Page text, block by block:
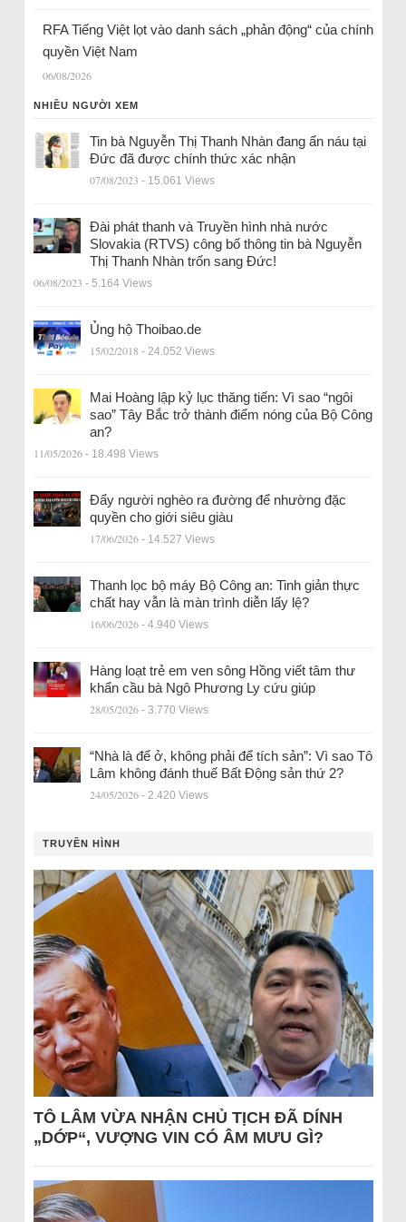
RFA Tiếng Việt lọt vào danh sách „phản động“ của chính
quyền Việt Nam
06/08/2026
NHIỀU NGƯỜI XEM
Tin bà Nguyễn Thị Thanh Nhàn đang ẩn náu tại
Đức đã được chính thức xác nhận
07/08/2023 - 15.061 Views
Đài phát thanh và Truyền hình nhà nước
Slovakia (RTVS) công bố thông tin bà Nguyễn
Thị Thanh Nhàn trốn sang Đức!
06/08/2023 - 5.164 Views
Ủng hộ Thoibao.de
15/02/2018 - 24.052 Views
Mai Hoàng lập kỷ lục thăng tiến: Vì sao “ngôi
sao” Tây Bắc trở thành điểm nóng của Bộ Công
an?
11/05/2026 - 18.498 Views
Đẩy người nghèo ra đường để nhường đặc
quyền cho giới siêu giàu
17/06/2026 - 14.527 Views
Thanh lọc bộ máy Bộ Công an: Tinh giản thực
chất hay vẫn là màn trình diễn lấy lệ?
16/06/2026 - 4.940 Views
Hàng loạt trẻ em ven sông Hồng viết tâm thư
khẩn cầu bà Ngô Phương Ly cứu giúp
28/05/2026 - 3.770 Views
“Nhà là để ở, không phải để tích sản”: Vì sao Tô
Lâm không đánh thuế Bất Động sản thứ 2?
24/05/2026 - 2.420 Views
TRUYỀN HÌNH
TÔ LÂM VỪA NHẬN CHỦ TỊCH ĐÃ DÍNH
„DỚP“, VƯỢNG VIN CÓ ÂM MƯU GÌ?